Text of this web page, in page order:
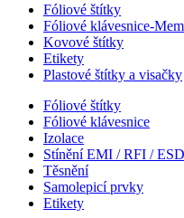
Fóliové štítky
Fóliové klávesnice-
Kovové štítky
Etikety
Plastové štítky a visačky
Fóliové štítky
Fóliové klávesnice
Izolace
Stínění EMI / RFI / ESD
Těsnění
Samolepicí prvky
Etikety